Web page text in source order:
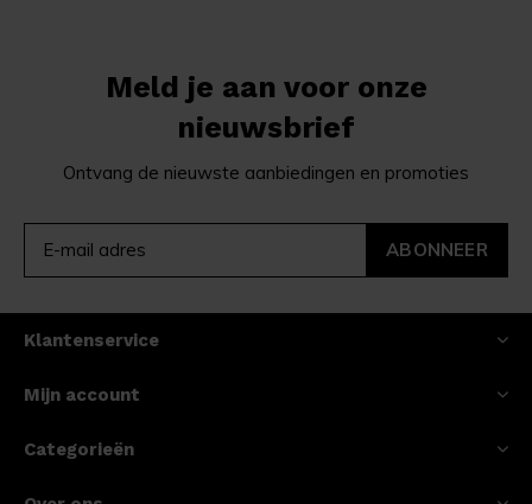
Meld je aan voor onze
nieuwsbrief
Ontvang de nieuwste aanbiedingen en promoties
ABONNEER
Klantenservice
Mijn account
Categorieën